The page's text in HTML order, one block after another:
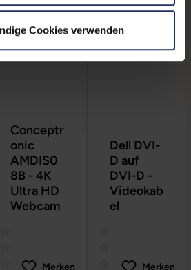
Cookies verwenden
Conceptr
onic
AMDIS0
8B - 4K
Ultra HD
Webcam
Merken
Dell DVI-
D auf
DVI-D -
Videokab
el
Merken